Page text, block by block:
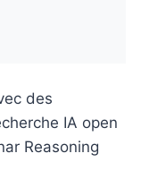
des
IA open
Reasoning